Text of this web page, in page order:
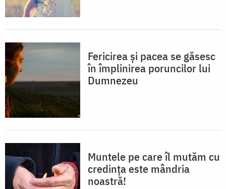
Fericirea și pacea se găsesc
în împlinirea poruncilor lui
Dumnezeu
Muntele pe care îl mutăm cu
credința este mândria
noastră!